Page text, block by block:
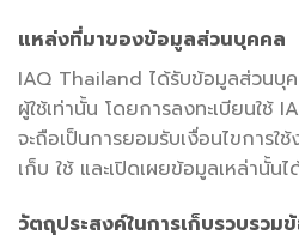
แหล่งที่มาของข้อมูลส่วนบุคคล
IAQ Thailand ได้รับข้อมูลส่วนบุ
ผู้ใช้เท่านั้น โดยการลงทะเบียนใช้
จะถือเป็นการยอมรับเงื่อนไขการใ
เก็บ ใช้ และเปิดเผยข้อมูลเหล่านั้น
วัตถุประสงค์ในการเก็บรวบรว